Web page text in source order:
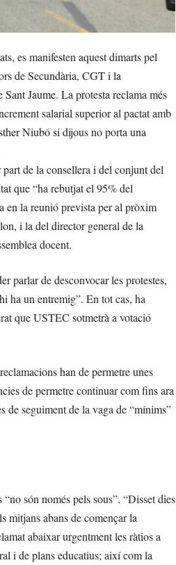
es manifesten aquest dimarts pel
de Secundària, CGT i la
Jaume. La protesta reclama més
salarial superior al pactat amb
Niubó si dijous no porta una
de la consellera i del conjunt del
que “ha rebutjat el 95% del
en la reunió prevista per al pròxim
i la del director general de la
docent.
parlar de desconvocar les protestes,
ha un entremig”. En tot cas, ha
que USTEC sotmetrà a votació
han de permetre unes
de permetre continuar com fins ara
de seguiment de la vaga de “mínims”
són només pels sous”. “Disset dies
mitjans abans de començar la
abaixar urgentment les ràtios a
i de plans educatius; així com la